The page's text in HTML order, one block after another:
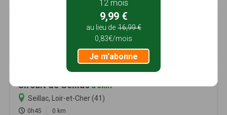
Circuit 2 de Chouzy-sur-Cisse
Chouzy-sur-Cisse, Loir-et-Cher (41)
Circuit de Seillacà 5km
Seillac, Loir-et-Cher (41)
0h45 0 km
12 mois
9,99 €
au lieu de 16,99 €
0,83€/mois
Je m'abonne